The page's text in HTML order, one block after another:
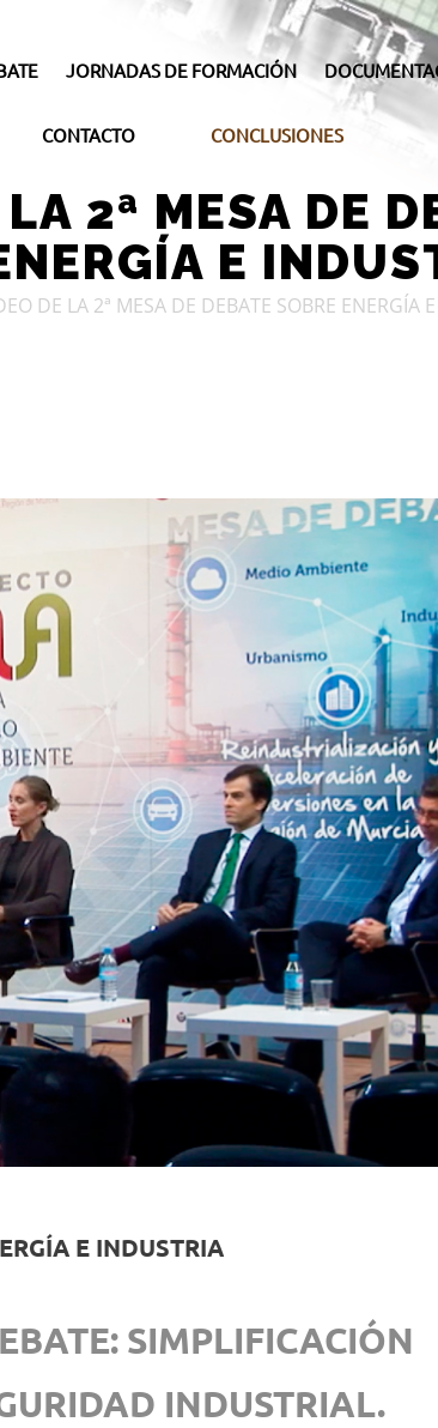
JORNADAS DE FORMACIÓN
CONTACTO CONCLUSIONES
2ª MESA DE
E
DE LA 2ª MESA DE DEBATE SOBRE ENERGÍA
E INDUSTRIA
SIMPLIFICACIÓN
INDUSTRIAL.